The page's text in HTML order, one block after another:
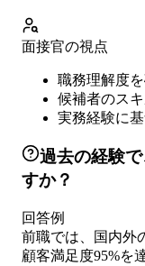
面接官の視点
職務理解度
候補者のス
実務経験に
過去の経験
すか？
回答例
前職では、国内外
顧客満足度95%を